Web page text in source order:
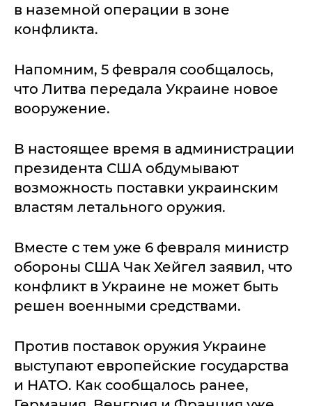
в наземной операции в зоне
конфликта.
Напомним, 5 февраля сообщалось,
что Литва передала Украине новое
вооружение.
В настоящее время в администрации
президента США обдумывают
возможность поставки украинским
властям летального оружия.
Вместе с тем уже 6 февраля министр
обороны США Чак Хейгел заявил, что
конфликт в Украине не может быть
решен военными средствами.
Против поставок оружия Украине
выступают европейские государства
и НАТО. Как сообщалось ранее,